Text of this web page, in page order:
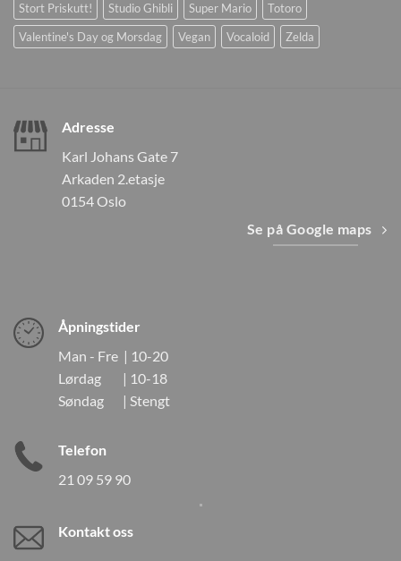
Stort Priskutt!
Studio Ghibli Super Mario
Totoro
Valentine's Day og Morsdag
Vegan Vocaloid Zelda
Adresse
Karl Johans Gate 7
Arkaden 2.etasje
0154 Oslo
Se på Google maps
Åpningstider
Man - Fre | 10-20
Lørdag | 10-18
Søndag | Stengt
Telefon
21 09 59 90
Kontakt oss